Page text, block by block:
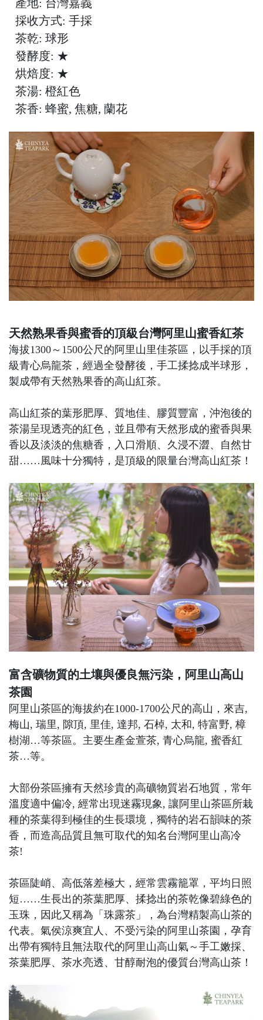
產地: 台灣嘉義
採收方式: 手採
茶乾: 球形
發酵度: ★
烘焙度: ★
茶湯: 橙紅色
茶香: 蜂蜜, 焦糖, 蘭花
天然熟果香與蜜香的頂級台灣阿里山蜜香紅茶
海拔1300～1500公尺的阿里山里佳茶區，以手採的頂
級青心烏龍茶，經過全發酵後，手工揉捻成半球形，
製成帶有天然熟果香的高山紅茶。
高山紅茶的葉形肥厚、質地佳、膠質豐富，沖泡後的
茶湯呈現透亮的紅色，並且帶有天然形成的蜜香與果
香以及淡淡的焦糖香，入口滑順、久浸不澀、自然甘
甜……風味十分獨特，是頂級的限量台灣高山紅茶！
富含礦物質的土壤與優良無污染，阿里山高山
茶園
阿里山茶區的海拔約在1000-1700公尺的高山，來吉,
梅山, 瑞里, 隙頂, 里佳, 達邦, 石棹, 太和, 特富野, 樟
樹湖…等茶區。主要生產金萱茶, 青心烏龍, 蜜香紅
茶…等。
大部份茶區擁有天然珍貴的高礦物質岩石地質，常年
溫度適中偏冷, 經常出現迷霧現象, 讓阿里山茶區所栽
種的茶葉得到極佳的生長環境，獨特的岩石韻味的茶
香，而造高品質且無可取代的知名台灣阿里山高冷
茶!
茶區陡峭、高低落差極大，經常雲霧籠罩，平均日照
短……生長出的茶葉肥厚、揉捻出的茶乾像碧綠色的
玉珠，因此又稱為「珠露茶」，為台灣精製高山茶的
代表。氣侯涼爽宜人、不受污染的阿里山茶園，孕育
出帶有獨特且無法取代的阿里山高山氣～手工嫩採、
茶葉肥厚、茶水亮透、甘醇耐泡的優質台灣高山茶！